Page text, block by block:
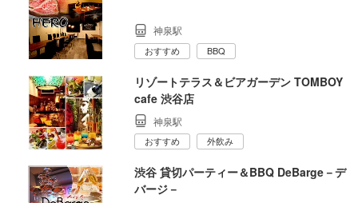
神泉駅
おすすめ BBQ
リゾートテラス＆ビアガーデン TOMBOY
cafe 渋谷店
神泉駅
おすすめ 外飲み
渋谷 貸切パーティー＆BBQ DeBarge－デ
バージ－